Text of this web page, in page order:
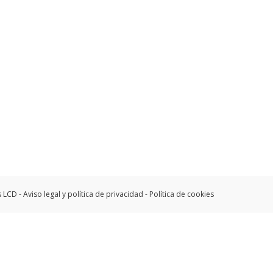
-Aviso legal y política de privacidad - Política de cookies